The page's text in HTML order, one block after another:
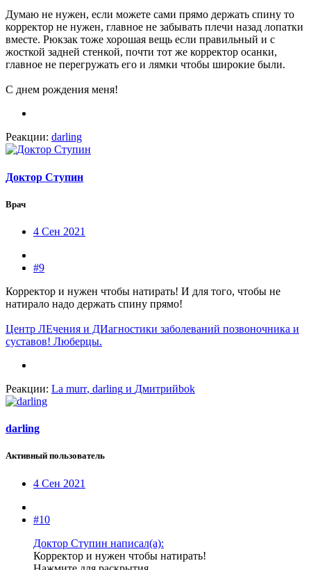
Думаю не нужен, если можете сами прямо держать спину то
корректор не нужен, главное не забывать плечи назад лопатки
вместе. Рюкзак тоже хорошая вещь если правильный и с
жосткой задней стенкой, почти тот же корректор осанки,
главное не перегружать его и лямки чтобы широкие были.
С днем рождения меня!
Реакции: darling
Доктор Ступин
Врач
4 Сен 2021
#9
Корректор и нужен чтобы натирать! И для того, чтобы не
натирало надо держать спину прямо!
Центр ЛЕчения и ДИагностики заболеваний позвоночника и
суставов! Люберцы.
Реакции: La murr, darling и Дмитрийbok
darling
Активный пользователь
4 Сен 2021
#10
Доктор Ступин написал(а):
Корректор и нужен чтобы натирать!